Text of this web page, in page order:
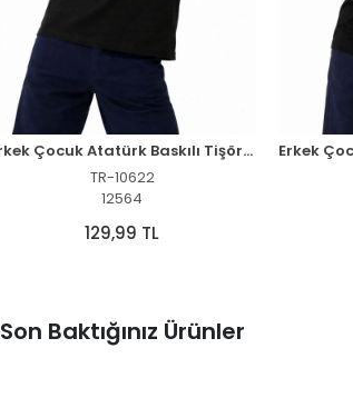
Erkek Çocuk Atatürk Baskılı Tişört Kısa Kollu Bisiklet Yaka T-Shirt - Siyah
TR-10622
12564
129,99 TL
Son Baktığınız Ürünler